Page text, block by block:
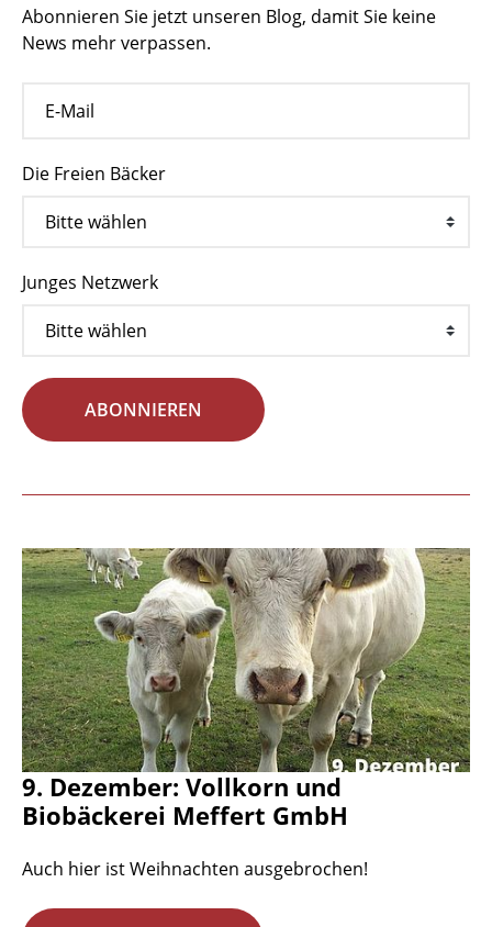
Abonnieren Sie jetzt unseren Blog, damit Sie keine
News mehr verpassen.
Die Freien Bäcker
Junges Netzwerk
ABONNIEREN
9. Dezember: Vollkorn und
Biobäckerei Meffert GmbH
Auch hier ist Weihnachten ausgebrochen!